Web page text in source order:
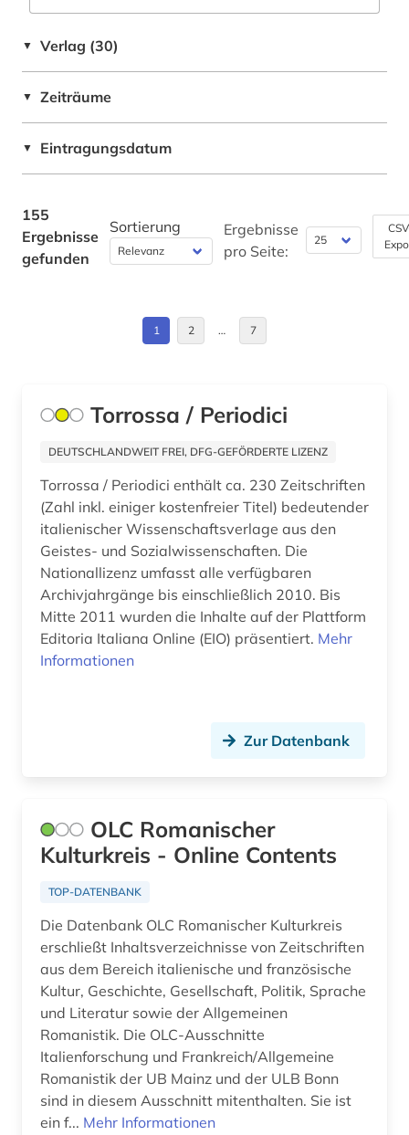
englisch (1)
epigraphik (2)
etymologie (2)
europa (3)
fachportal (2)
feminismus (1)
ferruccio busoni (1)
filippo (1)
film (1)
finanzstatistik (1)
firma (1)
firmeninformation (1)
franziszeischer kataster (1)
französisch (2)
frescobaldi (1)
frühe neuzeit (1)
fürstenhaus (1)
galloromanistik (5)
geisteswissenschaften (2)
gender studies (1)
Finnland (4)
Griechenland (3)
Großbritannien (9)
Japan (3)
Jugoslawien (2)
Kanada (2)
Korea (2)
Kroatien (5)
Litauen (2)
Makedonien (1)
Malta (2)
Mecklenburg-Vorpommern (1)
Mittelamerika (3)
Moldawien (1)
Monaco (2)
Montenegro (2)
Niederlande (8)
▼ Verlag (30)
▼ Zeiträume
▼ Eintragungsdatum
155
Ergebnisse
gefunden
Sortierung
Ergebnisse
pro Seite:
1 2 … 7
Torrossa / Periodici
DEUTSCHLANDWEIT FREI, DFG-GEFÖRDERTE LIZENZ
Torrossa / Periodici enthält ca. 230 Zeitschriften
(Zahl inkl. einiger kostenfreier Titel) bedeutender
italienischer Wissenschaftsverlage aus den
Geistes- und Sozialwissenschaften. Die
Nationallizenz umfasst alle verfügbaren
Archivjahrgänge bis einschließlich 2010. Bis
Mitte 2011 wurden die Inhalte auf der Plattform
Editoria Italiana Online (EIO) präsentiert. Mehr
Informationen
Zur Datenbank
OLC Romanischer
Kulturkreis - Online Contents
TOP-DATENBANK
Die Datenbank OLC Romanischer Kulturkreis
erschließt Inhaltsverzeichnisse von Zeitschriften
aus dem Bereich italienische und französische
Kultur, Geschichte, Gesellschaft, Politik, Sprache
und Literatur sowie der Allgemeinen
Romanistik. Die OLC-Ausschnitte
Italienforschung und Frankreich/Allgemeine
Romanistik der UB Mainz und der ULB Bonn
sind in diesem Ausschnitt mitenthalten. Sie ist
ein f... Mehr Informationen